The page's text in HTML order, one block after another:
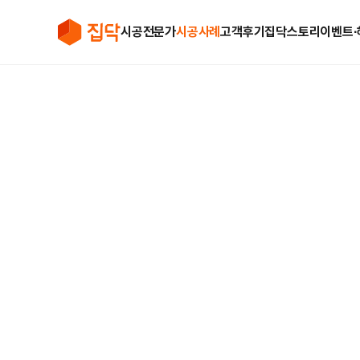
시공전문가시공사례고객후기집닥스토리 이벤트